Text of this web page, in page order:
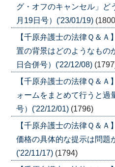
グ・オフのキャンセル」ど
月19日号）('23/01/19)
【千原弁護士の法律Ｑ＆
置の背景はどのようなもの
日合併号）('22/12/08)
【千原弁護士の法律Ｑ
ォームをまとめて行うと過
号）('22/12/01) (1796)
【千原弁護士の法律Ｑ＆
価格の具体的な提示は問題
('22/11/17) (1794)